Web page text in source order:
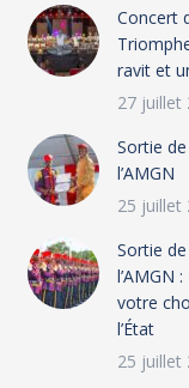
‎​Concert
ravit et
27 juillet
‎Sortie
l’AMGN
25 juillet
‎Sortie
l’AMGN
votre
l’État
25 juillet